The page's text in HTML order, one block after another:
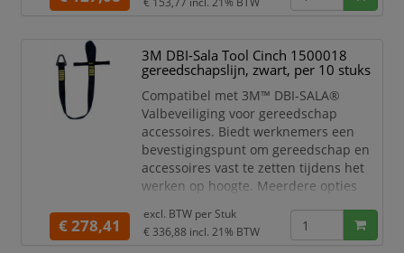
3M DBI-Sala Tool Cinch 1500018
gereedschapslijn, zwart, per 10 stuks
Compatibel met 3M™ DBI-SALA®
Valbeveiliging voor gereedschap
accessoires. Biedt werknemers een
bevestigingspunt om gereedschap en
accessoires vast te zetten tijdens het
werken op hoogte. Meerdere opties
€ 278,41
excl. BTW per Stuk
€ 336,88 incl. 21% BTW